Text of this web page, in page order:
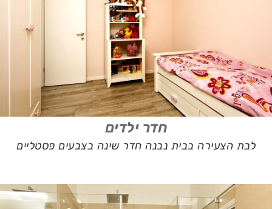
חדר ילדים
לבת הצעירה בבית נבנה חדר שינה בצבעים פסטליים